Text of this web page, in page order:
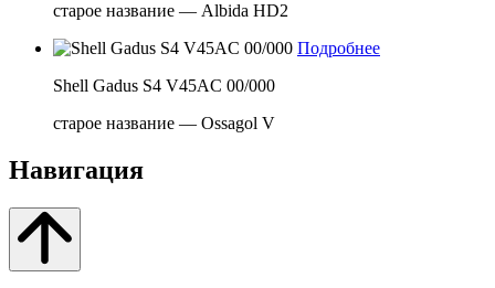
старое название — Albida HD2
Подробнее
Shell Gadus S4 V45AC 00/000
старое название — Ossagol V
Навигация